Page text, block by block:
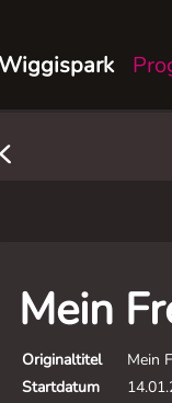
Mein
Originaltitel
Mein
Startdatum